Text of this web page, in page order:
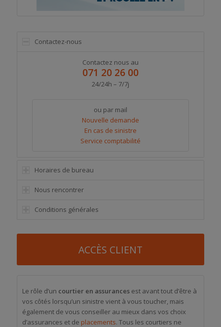
Contactez-nous
Contactez nous au
071 20 26 00
24/24h – 7/7j
ou par mail
Nouvelle demande
En cas de sinistre
Service comptabilité
Horaires de bureau
Nous rencontrer
Conditions générales
ACCÈS CLIENT
Le rôle d’un courtier en assurancesest avant tout d’être à
vos côtés lorsqu’un sinistre vient à vous toucher, mais
également de vous conseiller au mieux dans vos choix
d’assurances et de placements. Tous les courtiers ne